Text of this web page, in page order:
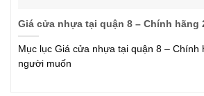
Giá cửa nhựa tại quận 8 – Chính hãng
Mục lục Giá cửa nhựa tại quận 8 – Chính
người muốn